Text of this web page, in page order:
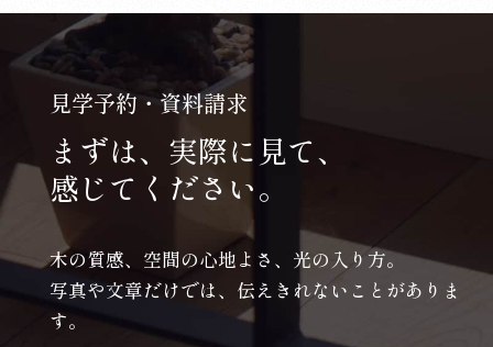
見学予約・資料請求
まずは、実際に見て、
感じてください。
木の質感、空間の心地よさ、光の入り方。
写真や文章だけでは、伝えきれないことがありま
す。